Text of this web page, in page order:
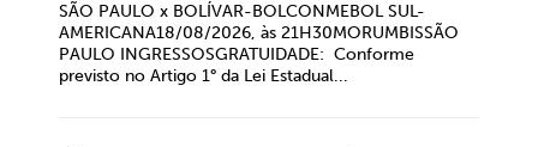
SÃO PAULO x BOLÍVAR-BOLCONMEBOL SUL-
AMERICANA18/08/2026, às 21H30MORUMBISSÃO
PAULO INGRESSOSGRATUIDADE: Conforme
previsto no Artigo 1° da Lei Estadual...